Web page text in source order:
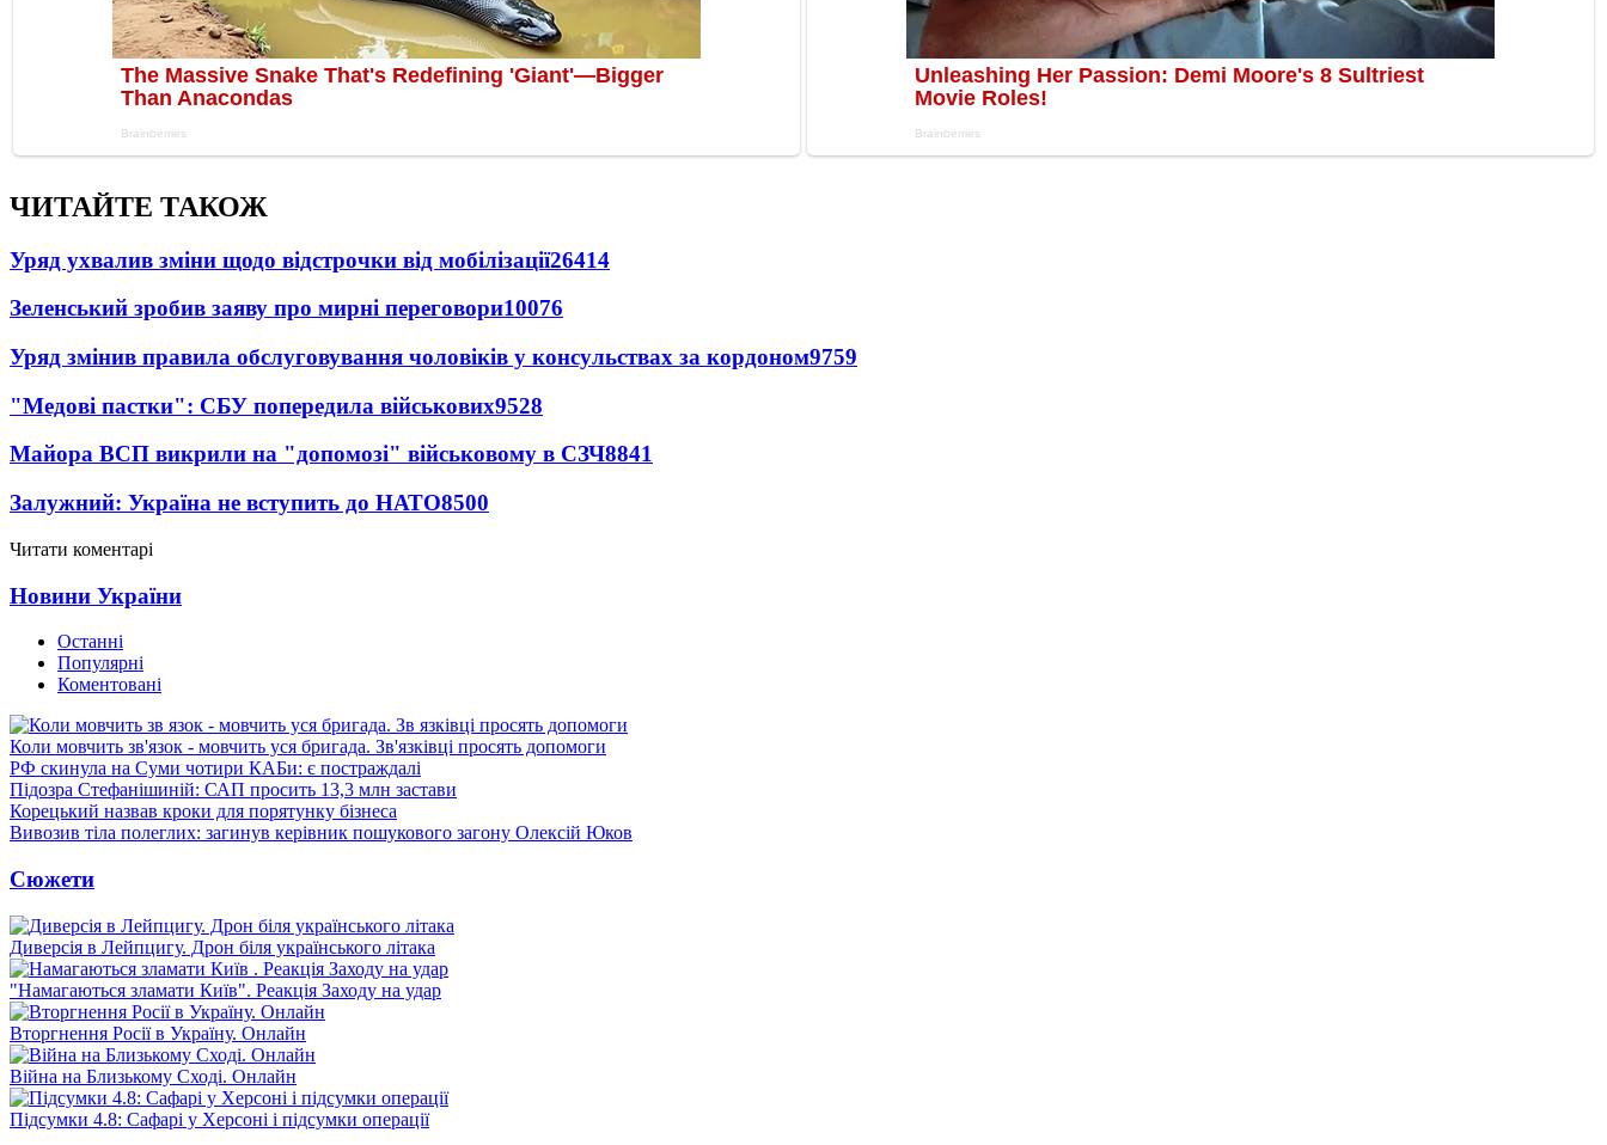
ЧИТАЙТЕ ТАКОЖ
Уряд ухвалив зміни щодо відстрочки від мобілізації26414
Зеленський зробив заяву про мирні переговори10076
Уряд змінив правила обслуговування чоловіків у консульствах за кордоном9759
"Медові пастки": СБУ попередила військових9528
Майора ВСП викрили на "допомозі" військовому в СЗЧ8841
Залужний: Україна не вступить до НАТО8500
Читати коментарі
Новини України
Останні
Популярні
Коментовані
Коли мовчить зв'язок - мовчить уся бригада. Зв'язківці просять допомоги
РФ скинула на Суми чотири КАБи: є постраждалі
Підозра Стефанішиній: САП просить 13,3 млн застави
Корецький назвав кроки для порятунку бізнеса
Вивозив тіла полеглих: загинув керівник пошукового загону Олексій Юков
Сюжети
Диверсія в Лейпцигу. Дрон біля українського літака
"Намагаються зламати Київ". Реакція Заходу на удар
Вторгнення Росії в Україну. Онлайн
Війна на Близькому Сході. Онлайн
Підсумки 4.8: Сафарі у Херсоні і підсумки операції